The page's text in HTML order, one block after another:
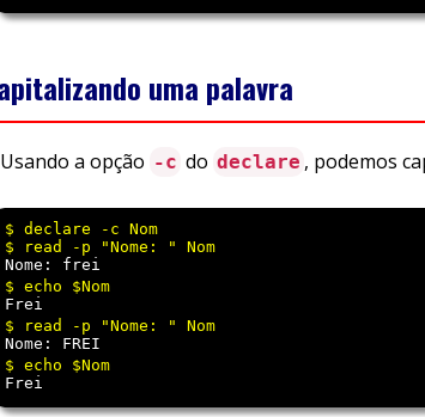
uma palavra
Usando a opção -c do declare , podemos
$ declare -c Nom
Nome: frei
Frei
Nome: FREI
Frei